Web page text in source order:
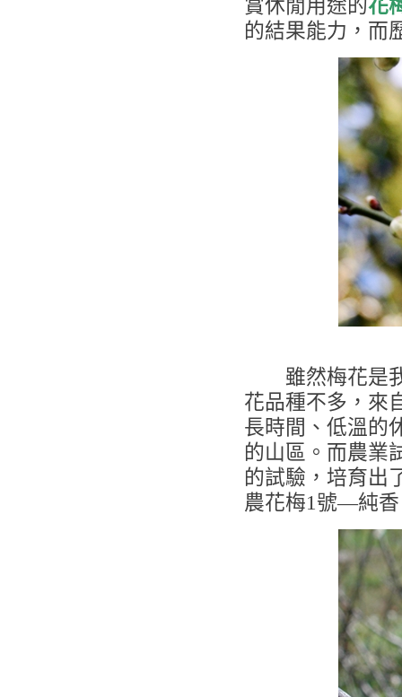
賞休閒用途的花
的結果能力，而
雖然梅花是我
花品種不多，來
長時間、低溫的
的山區。而農業
的試驗，培育出
農花梅1號—純